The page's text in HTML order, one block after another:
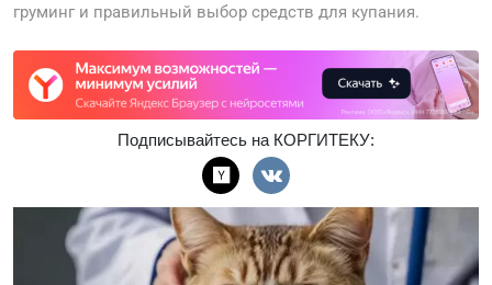
груминг и правильный выбор средств для купания.
Подписывайтесь на КОРГИТЕКУ: